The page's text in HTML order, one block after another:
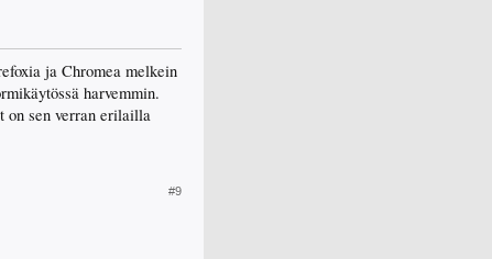
ja Chromea melkein
harvemmin.
on sen verran erilailla
#9